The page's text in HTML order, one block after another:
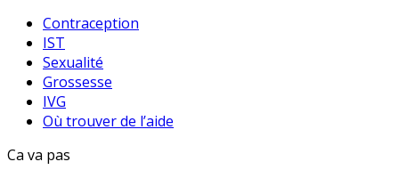
Contraception
IST
Sexualité
Grossesse
IVG
Où trouver de l’aide
Ca va pas